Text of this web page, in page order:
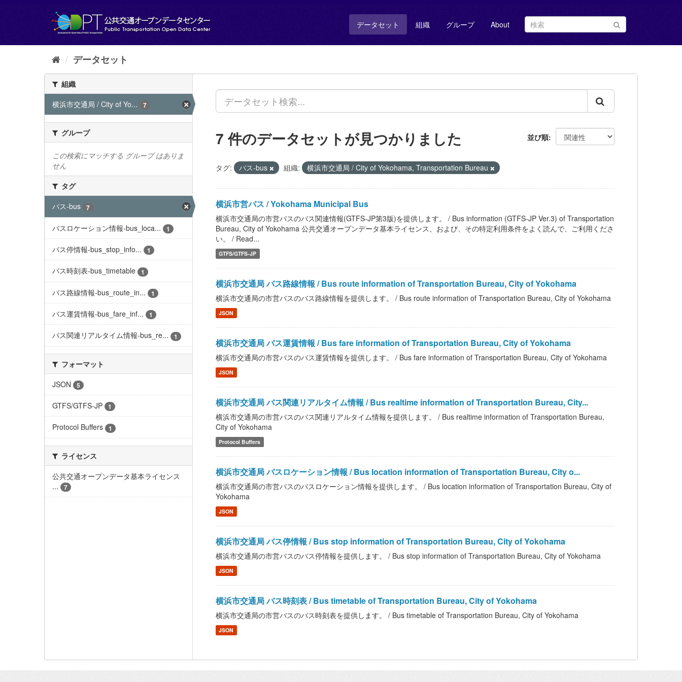
し
データセット 組織 グループ About
データセット
組織
横浜市交通局 / City of Yo...
7
グループ
この検索にマッチする グループ はありま
せん
タグ
バス-bus
7
バスロケーション情報-bus_loca... 1
バス停情報-bus_stop_info... 1
バス時刻表-bus_timetable 1
バス路線情報-bus_route_in... 1
バス運賃情報-bus_fare_inf... 1
バス関連リアルタイム情報-bus_re... 1
フォーマット
JSON
5
GTFS/GTFS-JP 1
Protocol Buffers 1
ライセンス
公共交通オープンデータ基本ライセンス
...
7
並び順
7 件のデータセットが見つかりました
タグ: バス-bus 組織: 横浜市交通局 / City of Yokohama, Transportation Bureau
横浜市営バス / Yokohama Municipal Bus
横浜市交通局の市営バスのバス関連情報(GTFS-JP第3版)を提供します。 / Bus information (GTFS-JP Ver.3) of Transportation
Bureau, City of Yokohama 公共交通オープンデータ基本ライセンス、および、その特定利用条件をよく読んで、ご利用くださ
い。 / Read...
GTFS/GTFS-JP
横浜市交通局 バス路線情報 / Bus route information of Transportation Bureau, City of Yokohama
横浜市交通局の市営バスのバス路線情報を提供します。 / Bus route information of Transportation Bureau, City of Yokohama
JSON
横浜市交通局 バス運賃情報 / Bus fare information of Transportation Bureau, City of Yokohama
横浜市交通局の市営バスのバス運賃情報を提供します。 / Bus fare information of Transportation Bureau, City of Yokohama
JSON
横浜市交通局 バス関連リアルタイム情報 / Bus realtime information of Transportation Bureau, City...
横浜市交通局の市営バスのバス関連リアルタイム情報を提供します。 / Bus realtime information of Transportation Bureau,
City of Yokohama
Protocol Buffers
横浜市交通局 バスロケーション情報 / Bus location information of Transportation Bureau, City o...
横浜市交通局の市営バスのバスロケーション情報を提供します。 / Bus location information of Transportation Bureau, City of
Yokohama
JSON
横浜市交通局 バス停情報 / Bus stop information of Transportation Bureau, City of Yokohama
横浜市交通局の市営バスのバス停情報を提供します。 / Bus stop information of Transportation Bureau, City of Yokohama
JSON
横浜市交通局 バス時刻表 / Bus timetable of Transportation Bureau, City of Yokohama
横浜市交通局の市営バスのバス時刻表を提供します。 / Bus timetable of Transportation Bureau, City of Yokohama
JSON